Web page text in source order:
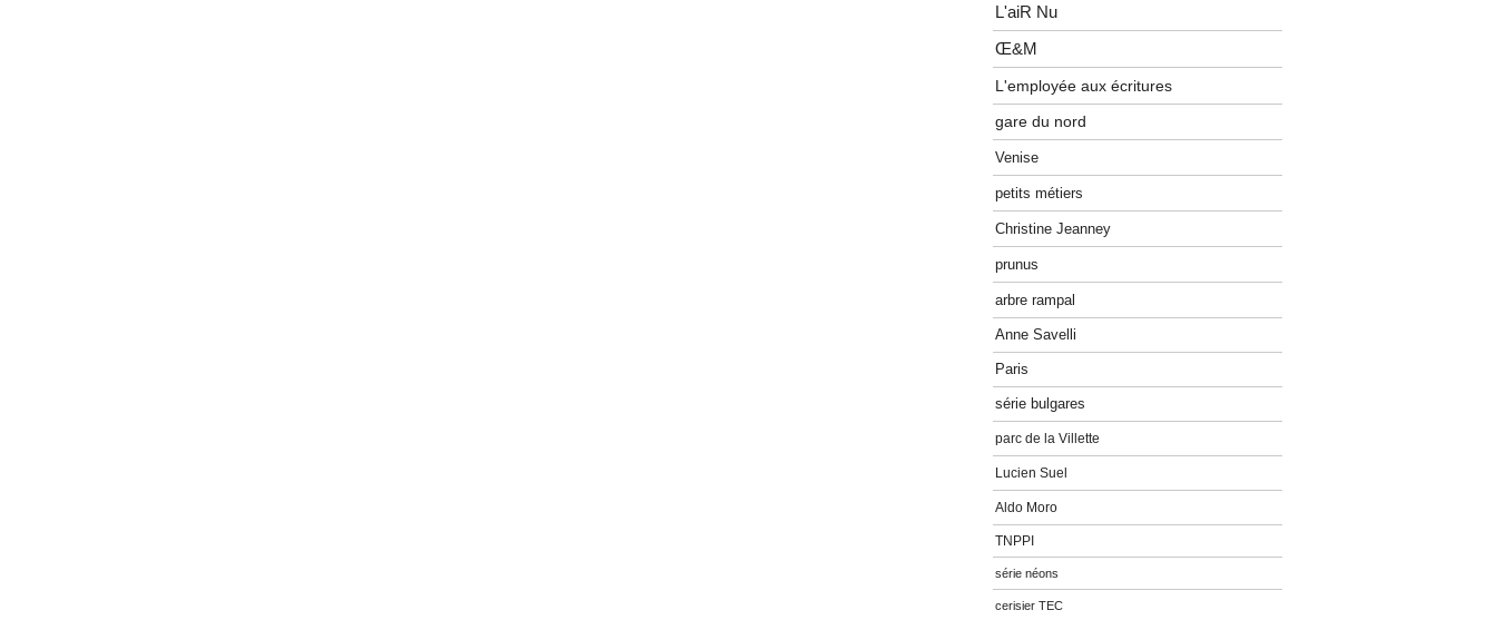
L'aiR Nu
Œ&M
L'employée aux écritures
gare du nord
Venise
petits métiers
Christine Jeanney
prunus
arbre rampal
Anne Savelli
Paris
série bulgares
parc de la Villette
Lucien Suel
Aldo Moro
TNPPI
série néons
cerisier TEC